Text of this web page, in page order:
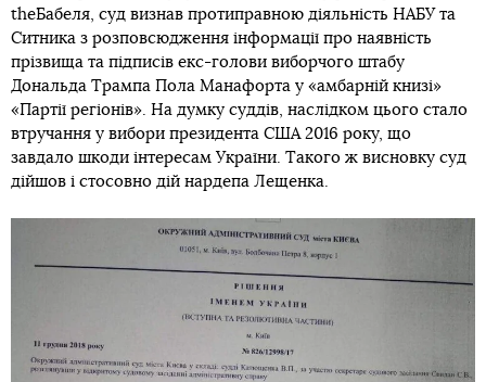
theБабеля, суд визнав протиправною діяльність НАБУ та
Ситника з розповсюдження інформації про наявність
прізвища та підписів екс-голови виборчого штабу
Дональда Трампа Пола Манафорта у «амбарній книзі»
«Партії регіонів». На думку суддів, наслідком цього стало
втручання у вибори президента США 2016 року, що
завдало шкоди інтересам України. Такого ж висновку суд
дійшов і стосовно дій нардепа Лещенка.